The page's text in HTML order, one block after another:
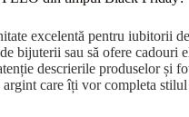
excelentă pentru iubitorii
bijuterii sau să ofere
descrierile produselor și
care îți vor completa